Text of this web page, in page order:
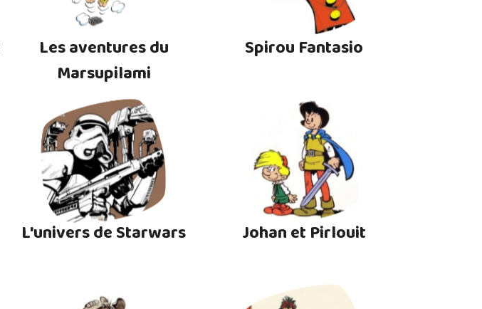
Les aventures du
Marsupilami
Spirou Fantasio
L'univers de Starwars Johan et Pirlouit